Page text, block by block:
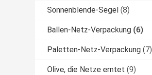
Sonnenblende-Segel (8)
Ballen-Netz-Verpackung (6)
Paletten-Netz-Verpackung (7)
Olive, die Netze erntet (9)